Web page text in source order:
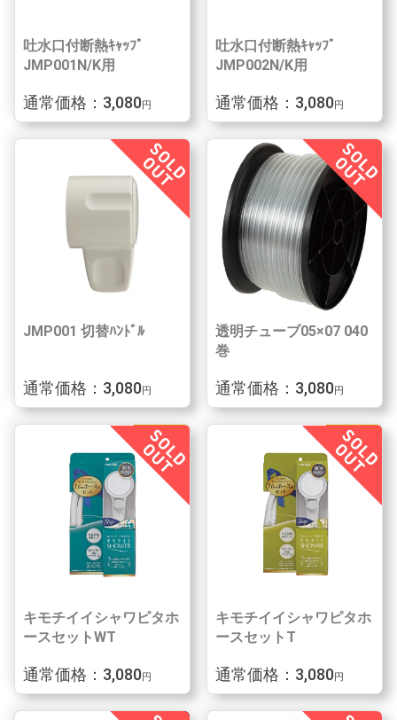
吐水口付断熱ｷｬｯﾌﾟ
JMP001N/K用
通常価格：3,080円
吐水口付断熱ｷｬｯﾌﾟ
JMP002N/K用
通常価格：3,080円
JMP001 切替ﾊﾝﾄﾞﾙ
通常価格：3,080円
透明チューブ05×07 040
巻
通常価格：3,080円
キモチイイシャワピタホ
ースセットWT
通常価格：3,080円
キモチイイシャワピタホ
ースセットT
通常価格：3,080円